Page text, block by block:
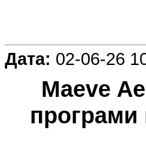
Дата: 02-06-26
Maeve
програми